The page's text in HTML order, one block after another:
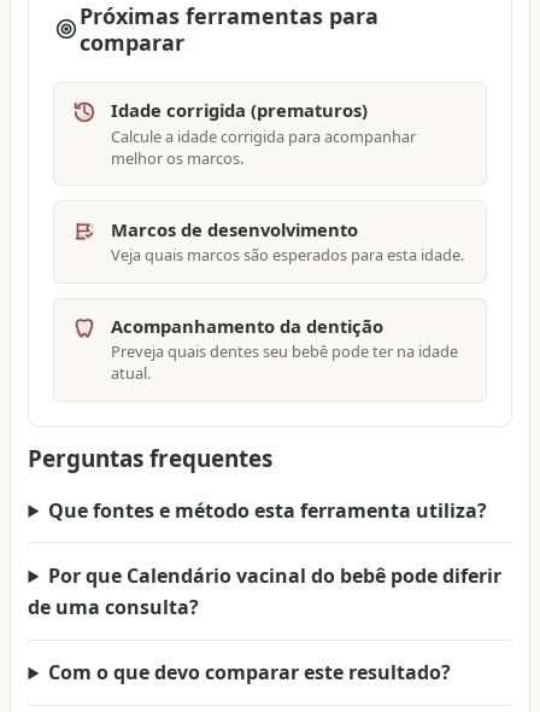
Próximas ferramentas para
comparar
Idade corrigida (prematuros)
Calcule a idade corrigida para acompanhar
melhor os marcos.
Marcos de desenvolvimento
Veja quais marcos são esperados para esta idade.
Acompanhamento da dentição
Preveja quais dentes seu bebê pode ter na idade
atual.
Perguntas frequentes
Que fontes e método esta ferramenta utiliza?
Por que Calendário vacinal do bebê pode diferir
de uma consulta?
Com o que devo comparar este resultado?